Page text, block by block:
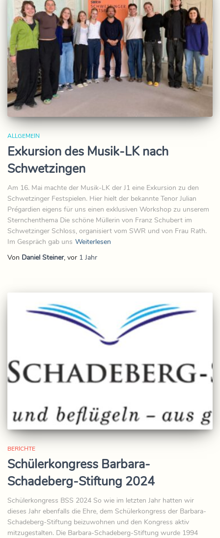
ALLGEMEIN
Exkursion des Musik-LK nach
Schwetzingen
Am 16. Mai machte der Musik-LK der J1 eine Exkursion zu den
Schwetzinger Festspielen. Hier hielt der bekannte Tenor Julian
Prégardien eigens für uns einen exklusiven Workshop zu unserem
Sternchenthema Die schöne Müllerin von Franz Schubert im
Schwetzinger Schloss, organisiert vom SWR und von Frau Rath.
Im Gespräch gab uns Weiterlesen
Von Daniel Steiner, vor 1 Jahr
BERICHTE
Schülerkongress Barbara-
Schadeberg-Stiftung 2024
Schülerkongress BSS 2024 So wie im letzten Jahr hatten wir
dieses Jahr ebenfalls die Ehre, dem Schülerkongress der Barbara-
Schadeberg-Stiftung beizuwohnen und den Kongress aktiv
mitzugestalten. Die Barbara-Schadeberg-Stiftung wurde 1994